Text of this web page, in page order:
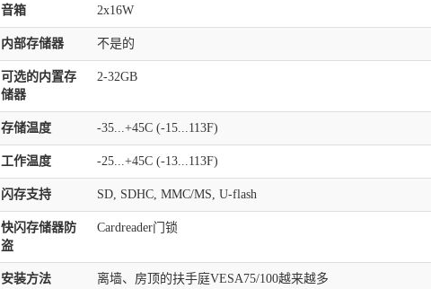
音箱 2x16W
内部存储器 不是的
可选的内置存
储器
2-32GB
存储温度 -35...+45C (-15...113F)
工作温度 -25...+45C (-13...113F)
闪存支持 SD, SDHC, MMC/MS, U-flash
快闪存储器防
盗
Cardreader门锁
安装方法 离墙、房顶的扶手庭VESA75/100越来越多